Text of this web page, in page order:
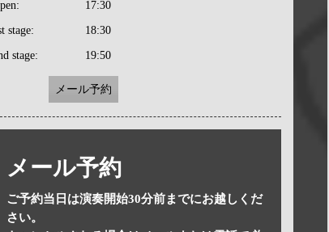
17:30
stage: 18:30
stage: 19:50
メール予約
メール予約
ご予約当日は演奏開始30分前までにお越しくだ
さい。